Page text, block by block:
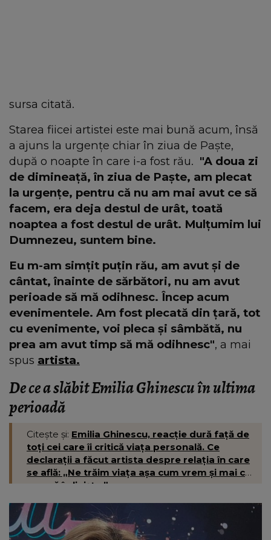
sursa citată.
Starea fiicei artistei este mai bună acum, însă
a ajuns la urgențe chiar în ziua de Paște,
după o noapte în care i-a fost rău. "A doua zi
de dimineață, în ziua de Paște, am plecat
la urgențe, pentru că nu am mai avut ce să
facem, era deja destul de urât, toată
noaptea a fost destul de urât. Mulțumim lui
Dumnezeu, suntem bine.
Eu m-am simțit puțin rău, am avut și de
cântat, înainte de sărbători, nu am avut
perioade să mă odihnesc. Încep acum
evenimentele. Am fost plecată din țară, tot
cu evenimente, voi pleca și sâmbătă, nu
prea am avut timp să mă odihnesc", a mai
spus artista.
De ce a slăbit Emilia Ghinescu în ultima
perioadă
Citește și: Emilia Ghinescu, reacție dură față de
toți cei care îi critică viața personală. Ce
declarații a făcut artista despre relația în care
se află: „Ne trăim viața așa cum vrem și mai cu
seamă în liniște.”